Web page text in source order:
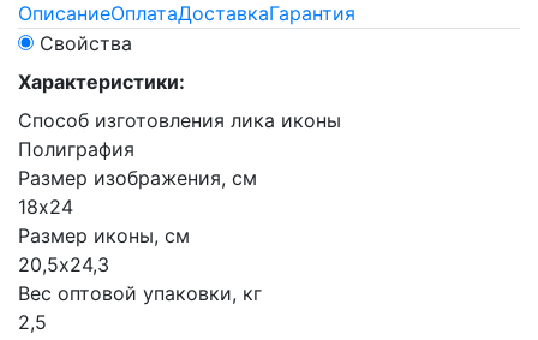
ОписаниеОплатаДоставкаГарантия
Свойства
Характеристики:
Способ изготовления лика иконы
Полиграфия
Размер изображения, см
18х24
Размер иконы, см
20,5х24,3
Вес оптовой упаковки, кг
2,5